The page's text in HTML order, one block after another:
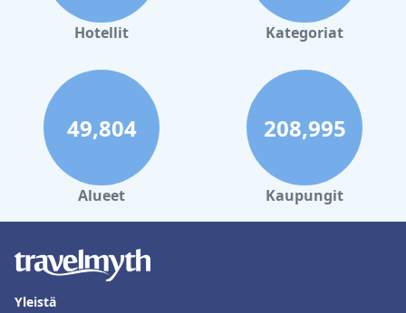
Hotellit Kategoriat
49,804
Alueet
208,995
Kaupungit
Yleistä